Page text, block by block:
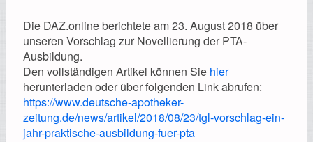
Leistungen
Die DAZ.online berichtete am 23. August 2018 über
unseren Vorschlag zur Novellierung der PTA-
Ausbildung.
Den vollständigen Artikel können Sie hier
herunterladen oder über folgenden Link abrufen:
https://www.deutsche-apotheker-
zeitung.de/news/artikel/2018/08/23/tgl-vorschlag-ein-
jahr-praktische-ausbildung-fuer-pta